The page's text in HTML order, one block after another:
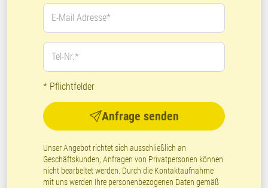
E-Mail Adresse*
Tel-Nr.*
* Pflichtfelder
Anfrage senden
Unser Angebot richtet sich ausschließlich an
Geschäftskunden, Anfragen von Privatpersonen können
nicht bearbeitet werden. Durch die Kontaktaufnahme
mit uns werden Ihre personenbezogenen Daten gemäß